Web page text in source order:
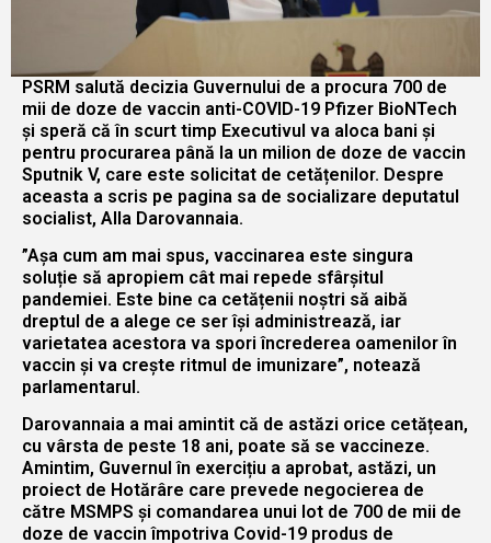
PSRM salută decizia Guvernului de a procura 700 de
mii de doze de vaccin anti-COVID-19 Pfizer BioNTech
și speră că în scurt timp Executivul va aloca bani și
pentru procurarea până la un milion de doze de vaccin
Sputnik V, care este solicitat de cetățenilor. Despre
aceasta a scris pe pagina sa de socializare deputatul
socialist, Alla Darovannaia.
”Așa cum am mai spus, vaccinarea este singura
soluție să apropiem cât mai repede sfârșitul
pandemiei. Este bine ca cetățenii noștri să aibă
dreptul de a alege ce ser își administrează, iar
varietatea acestora va spori încrederea oamenilor în
vaccin și va crește ritmul de imunizare”, notează
parlamentarul.
Darovannaia a mai amintit că de astăzi orice cetățean,
cu vârsta de peste 18 ani, poate să se vaccineze.
Amintim, Guvernul în exercițiu a aprobat, astăzi, un
proiect de Hotărâre care prevede negocierea de
către MSMPS și comandarea unui lot de 700 de mii de
doze de vaccin împotriva Covid-19 produs de